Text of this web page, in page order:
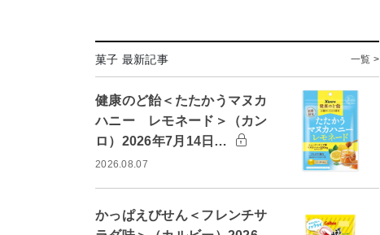
菓子 最新記事 一覧 >
健康のど飴＜たたかうマヌカ
ハニー レモネード＞（カン
ロ）2026年7月14日…
2026.08.07
かっぱえびせん＜フレンチサ